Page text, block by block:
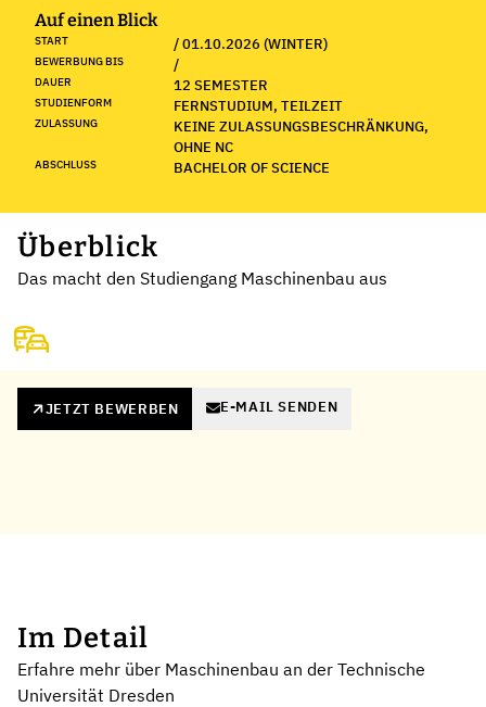
Auf einen Blick
START / 01.10.2026 (WINTER)
BEWERBUNG BIS /
DAUER 12 SEMESTER
STUDIENFORM FERNSTUDIUM, TEILZEIT
ZULASSUNG
KEINE ZULASSUNGSBESCHRÄNKUNG,
OHNE NC
ABSCHLUSS BACHELOR OF SCIENCE
Überblick
Das macht den Studiengang Maschinenbau aus
JETZT BEWERBEN E-MAIL SENDEN
Im Detail
Erfahre mehr über Maschinenbau an der Technische
Universität Dresden